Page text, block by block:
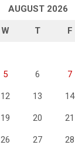
AUGUST 2026
W T F
5 6 7
12 13 14
19 20 21
26 27 28